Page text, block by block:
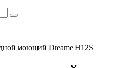
моющий Dreame H12S